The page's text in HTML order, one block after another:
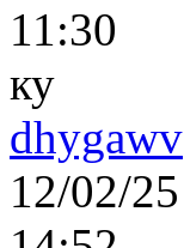
11:30
ку
dhygawv
12/02/25